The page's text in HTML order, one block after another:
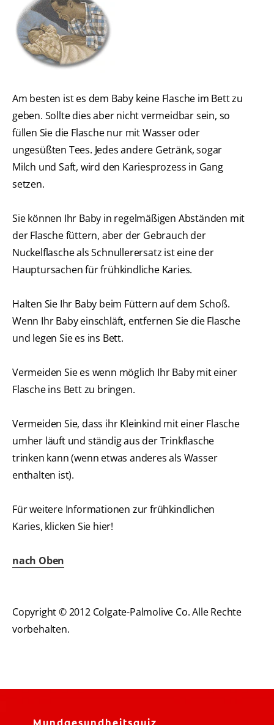
Am besten ist es dem Baby keine Flasche im Bett zu
geben. Sollte dies aber nicht vermeidbar sein, so
füllen Sie die Flasche nur mit Wasser oder
ungesüßten Tees. Jedes andere Getränk, sogar
Milch und Saft, wird den Kariesprozess in Gang
setzen.
Sie können Ihr Baby in regelmäßigen Abständen mit
der Flasche füttern, aber der Gebrauch der
Nuckelflasche als Schnullerersatz ist eine der
Hauptursachen für frühkindliche Karies.
Halten Sie Ihr Baby beim Füttern auf dem Schoß.
Wenn Ihr Baby einschläft, entfernen Sie die Flasche
und legen Sie es ins Bett.
Vermeiden Sie es wenn möglich Ihr Baby mit einer
Flasche ins Bett zu bringen.
Vermeiden Sie, dass ihr Kleinkind mit einer Flasche
umher läuft und ständig aus der Trinkflasche
trinken kann (wenn etwas anderes als Wasser
enthalten ist).
Für weitere Informationen zur frühkindlichen
Karies, klicken Sie hier!
nach Oben
Copyright © 2012 Colgate-Palmolive Co. Alle Rechte
vorbehalten.